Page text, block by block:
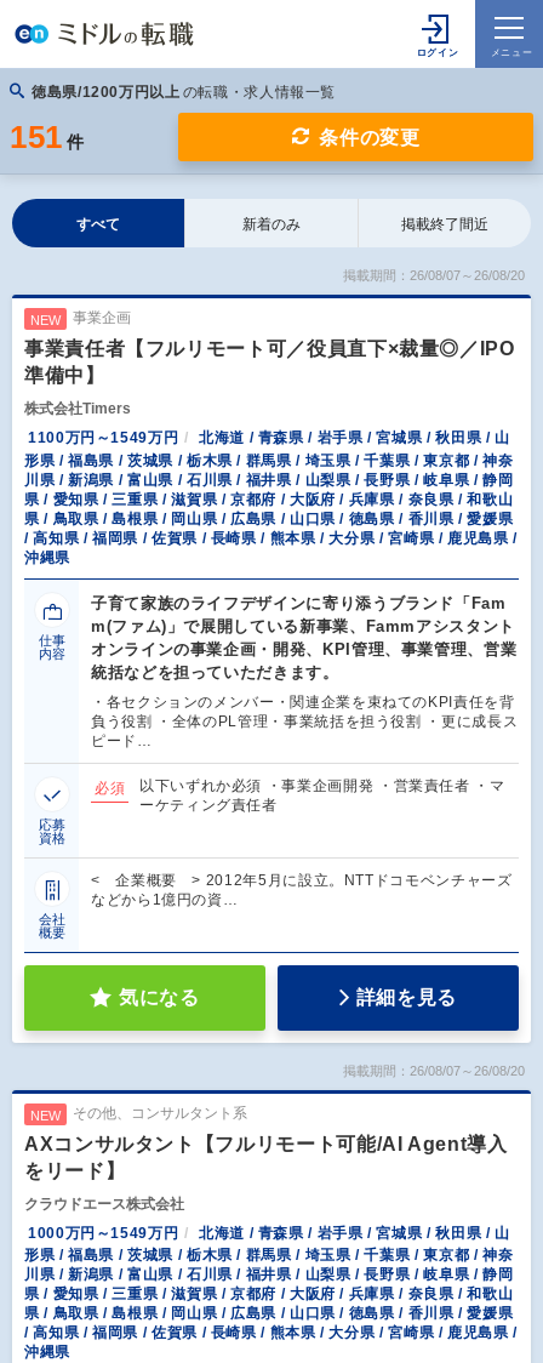
徳島県/1200万円以上 の転職・求人情報一覧
151 件 条件の変更
すべて 新着のみ 掲載終了間近
掲載期間：26/08/07～26/08/20
NEW 事業企画
事業責任者【フルリモート可／役員直下×裁量◎／IPO
準備中】
株式会社Timers
1100万円～1549万円
北海道 / 青森県 / 岩手県 / 宮城県 / 秋田県 / 山
形県 / 福島県 / 茨城県 / 栃木県 / 群馬県 / 埼玉県 / 千葉県 / 東京都 / 神奈
川県 / 新潟県 / 富山県 / 石川県 / 福井県 / 山梨県 / 長野県 / 岐阜県 / 静岡
県 / 愛知県 / 三重県 / 滋賀県 / 京都府 / 大阪府 / 兵庫県 / 奈良県 / 和歌山
県 / 鳥取県 / 島根県 / 岡山県 / 広島県 / 山口県 / 徳島県 / 香川県 / 愛媛県
/ 高知県 / 福岡県 / 佐賀県 / 長崎県 / 熊本県 / 大分県 / 宮崎県 / 鹿児島県 /
沖縄県
仕事
内容
子育て家族のライフデザインに寄り添うブランド「Fam
m(ファム)」で展開している新事業、Fammアシスタント
オンラインの事業企画・開発、KPI管理、事業管理、営業
統括などを担っていただきます。
・各セクションのメンバー・関連企業を束ねてのKPI責任を背
負う役割 ・全体のPL管理・事業統括を担う役割 ・更に成長ス
ピード…
応募
資格
必須
以下いずれか必須 ・事業企画開発 ・営業責任者 ・マ
ーケティング責任者
会社
概要
< 企業概要 > 2012年5月に設立。NTTドコモベンチャーズ
などから1億円の資…
気になる 詳細を見る
掲載期間：26/08/07～26/08/20
NEW その他、コンサルタント系
AXコンサルタント【フルリモート可能/AI Agent導入
をリード】
クラウドエース株式会社
1000万円～1549万円
北海道 / 青森県 / 岩手県 / 宮城県 / 秋田県 / 山
形県 / 福島県 / 茨城県 / 栃木県 / 群馬県 / 埼玉県 / 千葉県 / 東京都 / 神奈
川県 / 新潟県 / 富山県 / 石川県 / 福井県 / 山梨県 / 長野県 / 岐阜県 / 静岡
県 / 愛知県 / 三重県 / 滋賀県 / 京都府 / 大阪府 / 兵庫県 / 奈良県 / 和歌山
県 / 鳥取県 / 島根県 / 岡山県 / 広島県 / 山口県 / 徳島県 / 香川県 / 愛媛県
/ 高知県 / 福岡県 / 佐賀県 / 長崎県 / 熊本県 / 大分県 / 宮崎県 / 鹿児島県 /
沖縄県